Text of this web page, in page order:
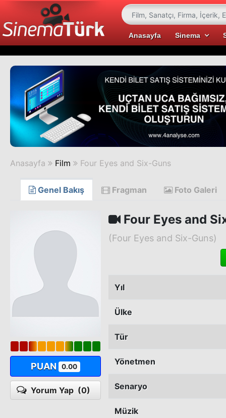
Anasayfa Sinema
Anasayfa Film Four Eyes and Six-Guns
Genel Bakış Fragman Foto Galeri
PUAN 0.00
Yorum Yap (0)
Four Eyes and
(Four Eyes and Six-Guns)
Yıl
Ülke
Tür
Yönetmen
Senaryo
Müzik